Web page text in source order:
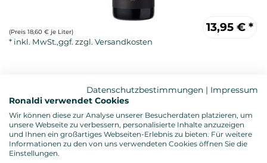
13,95 € *
(Preis 18,60 € je Liter)
Rotwein, trocken
Alkoholgehalt: 13,5 %vol.
Datenschutzbestimmungen | Impressum
Ronaldi verwendet Cookies
Wir können diese zur Analyse unserer Besucherdaten platzieren, um
unsere Webseite zu verbessern, personalisierte Inhalte anzuzeigen
und Ihnen ein großartiges Webseiten-Erlebnis zu bieten. Für weitere
Informationen zu den von uns verwendeten Cookies öffnen Sie die
Einstellungen.